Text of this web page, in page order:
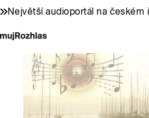
Největší audioportál na českém